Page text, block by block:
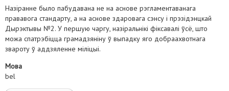
Назіранне было пабудавана не на аснове рэгламентаванага
прававога стандарту, а на аснове здаровага сэнсу і прэзідэнцкай
Дырэктывы №2. У першую чаргу, назіральнікі фіксавалі ўсё, што
можа спатрэбіцца грамадзяніну ў выпадку яго добраахвотнага
звароту ў аддзяленне міліцыі.
Мова
bel